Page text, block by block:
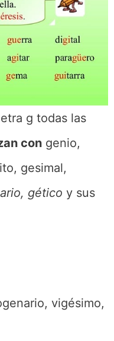
g todas las
con genio,
gesimal,
gético y sus
vigésimo,